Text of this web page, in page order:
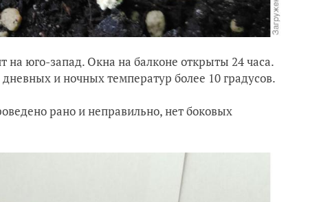
на юго-запад. Окна на балконе открыты 24 часа.
и ночных температур более 10 градусов.
рано и неправильно, нет боковых